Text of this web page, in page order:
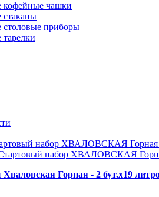
кофейные чашки
стаканы
столовые приборы
набор ХВАЛОВСКАЯ Горная
Горная - 2 бут.х19